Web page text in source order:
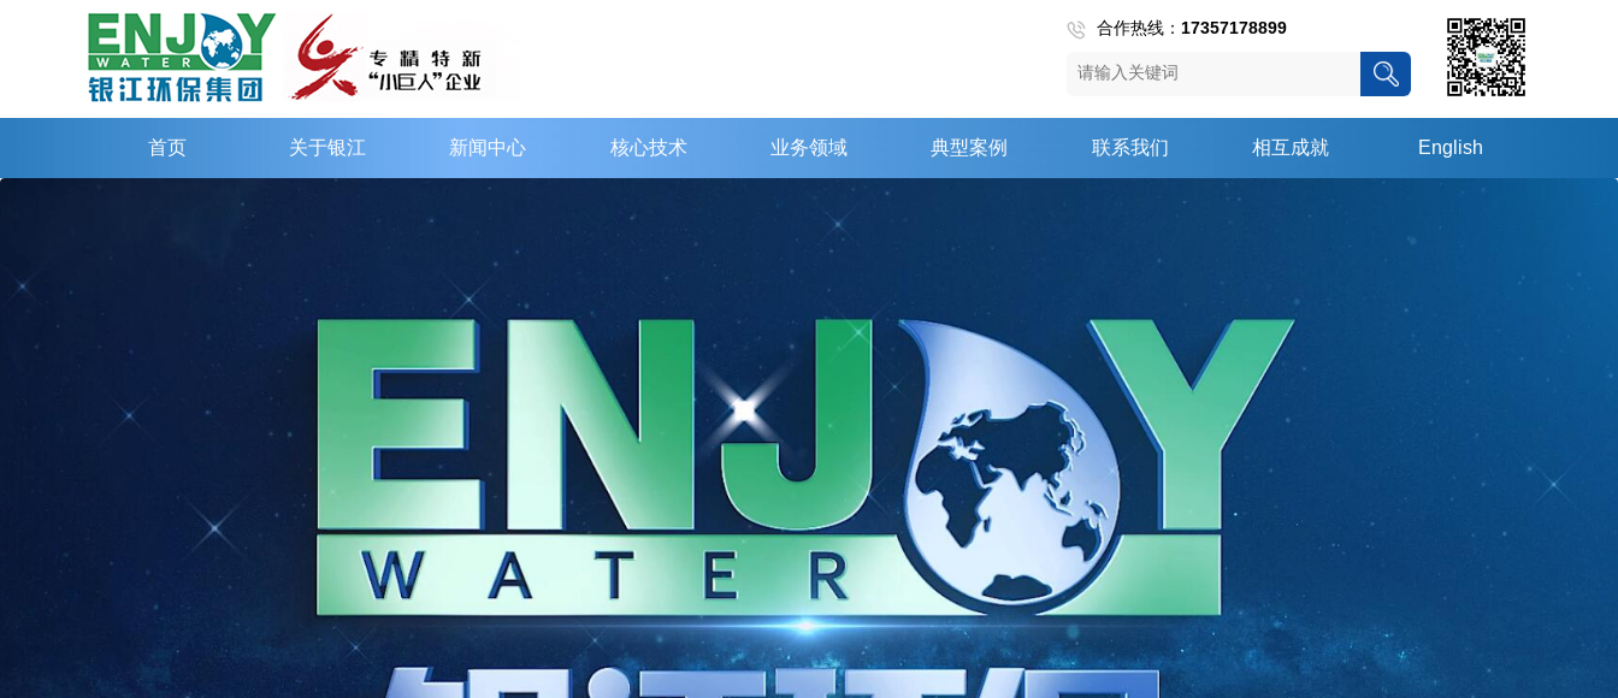
合作热线： 17357178899
首页 关于银江 新闻中心 核心技术 业务领域 典型案例 联系我们 相互成就 English